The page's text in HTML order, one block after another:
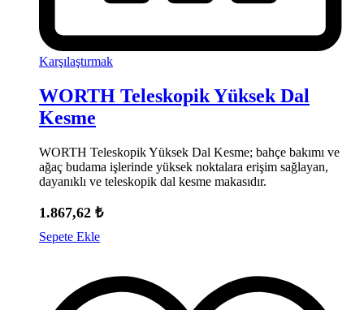
Karşılaştırmak
WORTH Teleskopik Yüksek Dal
Kesme
WORTH Teleskopik Yüksek Dal Kesme; bahçe bakımı ve
ağaç budama işlerinde yüksek noktalara erişim sağlayan,
dayanıklı ve teleskopik dal kesme makasıdır.
1.867,62 ₺
Sepete Ekle